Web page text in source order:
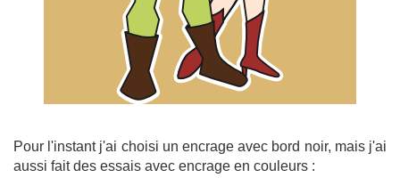
Pour l'instant j'ai choisi un encrage avec bord noir, mais j'ai
aussi fait des essais avec encrage en couleurs :